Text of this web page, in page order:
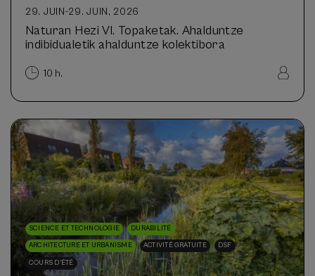
29. JUIN-29. JUIN, 2026
Naturan Hezi VI. Topaketak. Ahalduntze
indibidualetik ahalduntze kolektibora
10 h.
SCIENCE ET TECHNOLOGIE DURABILITÉ
ARCHITECTURE ET URBANISME ACTIVITÉ GRATUITE DSF
COURS D'ÉTÉ